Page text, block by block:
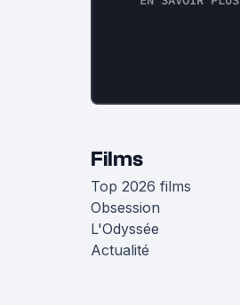
Films
Top 2026 films
Obsession
L'Odyssée
Actualité